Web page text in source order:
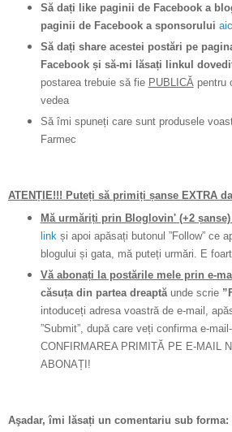
Să dați like paginii de Facebook a
paginii de Facebook a sponsorului
Să dați share acestei postări pe
Facebook și să-mi lăsați linkul
postarea trebuie să fie PUBLICĂ pentru
vedea
Să îmi spuneți care sunt produsele
Farmec
ATENȚIE!!! Puteți să primiți șanse EXTRA
Mă urmăriți prin Bloglovin' (+2 șanse)
linkși apoi apăsați butonul ”Follow” ce
blogului și gata, mă puteți urmări. E
Vă abonați la postările mele prin e-
căsuța din partea dreaptă unde scrie
intoduceți adresa voastră de e-mail,
”Submit”, după care veți confirma e-
CONFIRMAREA PRIMITĂ PE E-MAIL
ABONAȚI!
Aşadar, îmi lăsați un comentariu sub forma: